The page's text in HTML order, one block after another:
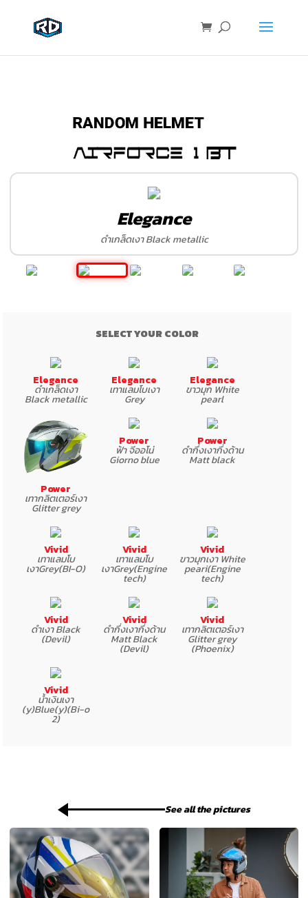
Elegance
ดำเกล็ดเงา Black metallic
See all the pictures
Elegance
ดำเกล็ดเงา
Black metallic
Elegance
เทาแลมโบเงา
Grey
Elegance
ขาวมุก White
pearl
Power
เทากลิตเตอร์เงา
Glitter grey
Power
ฟ้า จีออโน่
Giorno blue
Power
ดำกึ่งเงากึ่งด้าน
Matt black
Vivid
เทาแลมโบ
เงาGrey(BI-O)
Vivid
เทาแลมโบ
เงาGrey(Engine
tech)
Vivid
ขาวมุกเงา White
peari(Engine
tech)
Vivid
ดำเงา Black
(Devil)
Vivid
ดำกึ่งเงากึ่งด้าน
Matt Black
(Devil)
Vivid
เทากลิตเตอร์เงา
Glitter grey
(Phoenix)
Vivid
น้ำเงินเงา
(y)Blue(y)(Bi-o
2)